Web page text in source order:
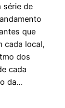
série de
que
cada local,
dos
cada
da…